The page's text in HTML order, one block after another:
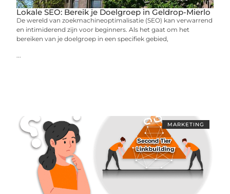
Lokale SEO: Bereik je Doelgroep in Geldrop-Mierlo
De wereld van zoekmachineoptimalisatie (SEO) kan verwarrend
en intimiderend zijn voor beginners. Als het gaat om het
bereiken van je doelgroep in een specifiek gebied,
MARKETING